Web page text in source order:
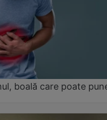
boală care poate